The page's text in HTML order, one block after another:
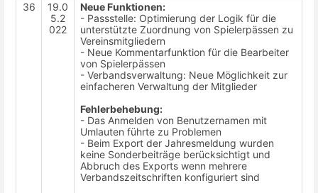
36
19.0
5.2
022
Neue Funktionen:
- Passstelle: Optimierung der Logik für die
unterstützte Zuordnung von Spielerpässen zu
Vereinsmitgliedern
- Neue Kommentarfunktion für die Bearbeiter
von Spielerpässen
- Verbandsverwaltung: Neue Möglichkeit zur
einfacheren Verwaltung der Mitglieder
Fehlerbehebung:
- Das Anmelden von Benutzernamen mit
Umlauten führte zu Problemen
- Beim Export der Jahresmeldung wurden
keine Sonderbeiträge berücksichtigt und
Abbruch des Exports wenn mehrere
Verbandszeitschriften konfiguriert sind